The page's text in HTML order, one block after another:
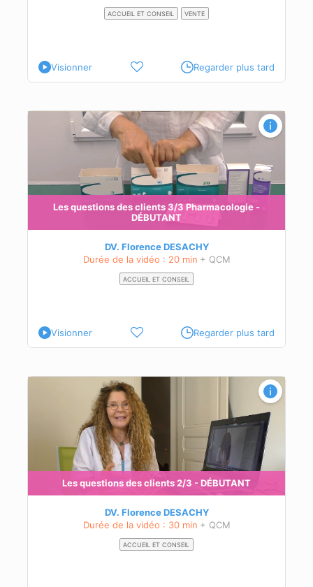
ACCUEIL ET CONSEIL VENTE
Visionner Regarder plus tard
Les questions des clients 3/3 Pharmacologie -
DÉBUTANT
DV. Florence DESACHY
Durée de la vidéo : 20 min + QCM
ACCUEIL ET CONSEIL
Visionner Regarder plus tard
Les questions des clients 2/3 - DÉBUTANT
DV. Florence DESACHY
Durée de la vidéo : 30 min + QCM
ACCUEIL ET CONSEIL